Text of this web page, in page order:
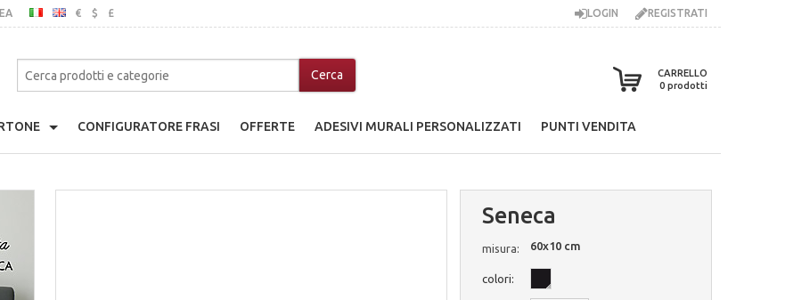
ITALIANOINGLESE
€ $ £ LOGIN REGISTRATI
CARRELLO
0 prodotti
Cartone
CONFIGURATORE FRASI OFFERTE ADESIVI MURALI PERSONALIZZATI PUNTI VENDITA
Seneca
misura: 60x10 cm
colori: